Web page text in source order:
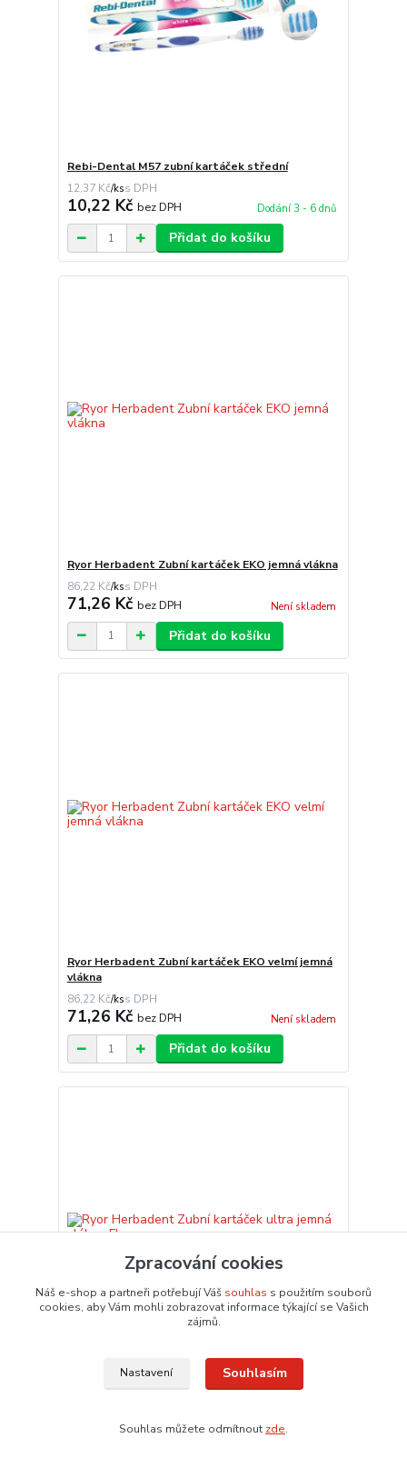
Rebi-Dental M57 zubní kartáček střední
12,37 Kč/ks
10,22 Kč bez DPH Dodání 3 - 6 dnů
Přidat do košíku
Ryor Herbadent Zubní kartáček EKO jemná vlákna
86,22 Kč/ks
71,26 Kč bez DPH Není skladem
Přidat do košíku
Ryor Herbadent Zubní kartáček EKO velmí jemná
vlákna
86,22 Kč/ks
71,26 Kč bez DPH Není skladem
Přidat do košíku
Ryor Herbadent Zubní kartáček ultra jemná
vlákna Floss
81,76 Kčbez DPH Není skladem
Zpracování cookies
Náš e-shop a partneři potřebují Váš souhlas s použitím souborů
cookies, aby Vám mohli zobrazovat informace týkající se Vašich
zájmů.
Nastavení Souhlasím
Souhlas můžete odmítnout zde.